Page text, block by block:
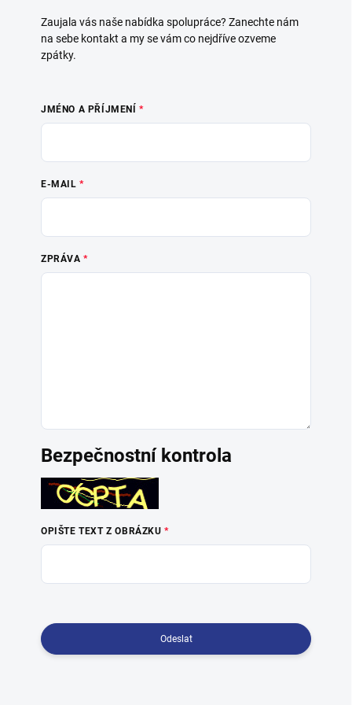
Zaujala vás naše nabídka spolupráce? Zanechte nám
na sebe kontakt a my se vám co nejdříve ozveme
zpátky.
JMÉNO A PŘÍJMENÍ
E-MAIL
ZPRÁVA
Bezpečnostní kontrola
OPIŠTE TEXT Z OBRÁZKU
Odeslat